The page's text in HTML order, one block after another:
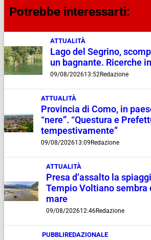
Potrebbe interessarti:
ATTUALITÀ
Lago del Segrino,
un bagnante. Ricerche
09/08/202613:52Redazione
ATTUALITÀ
Provincia di Como, in
“nere”. “Questura e
tempestivamente”
09/08/202613:09 Redazione
ATTUALITÀ
Presa d’assalto la
Tempio Voltiano sembra
mare
09/08/202612:46Redazione
PUBBLIREDAZIONALE